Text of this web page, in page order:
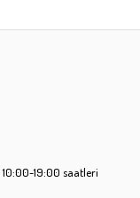
10:00-19:00 saatleri